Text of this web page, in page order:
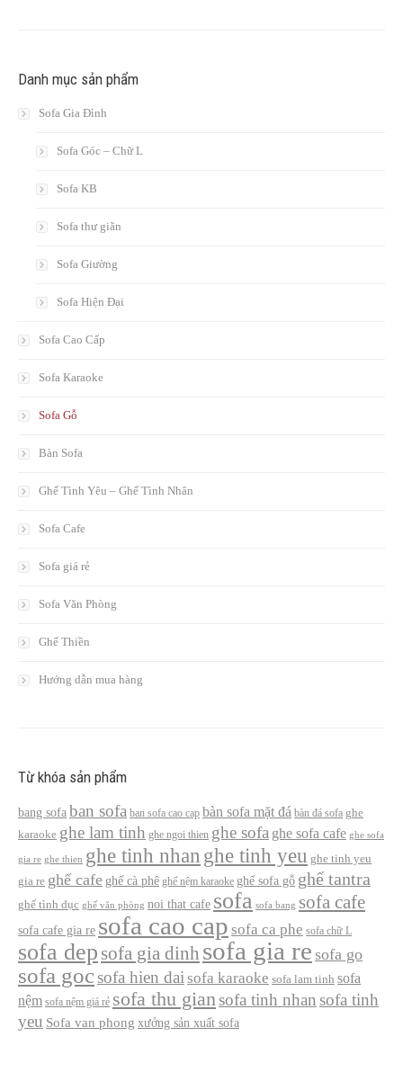
Danh mục sản phẩm
Sofa Gia Đình
Sofa Góc – Chữ L
Sofa KB
Sofa thư giãn
Sofa Giường
Sofa Hiện Đại
Sofa Cao Cấp
Sofa Karaoke
Sofa Gỗ
Bàn Sofa
Ghế Tình Yêu – Ghế Tình Nhân
Sofa Cafe
Sofa giá rẻ
Sofa Văn Phòng
Ghế Thiền
Hướng dẫn mua hàng
Từ khóa sản phẩm
bang sofaban sofa ban sofa cao cap bàn sofa mặt đá bàn đá sofa ghe
karaoke ghe lam tinh ghe ngoi thien ghe sofa ghe sofa cafe ghe sofa
gia re ghe thien ghe tinh nhanghe tinh yeu ghe tinh yeu
gia re ghế cafe ghế cà phê ghế nệm karaoke ghế sofa gỗ ghế tantra
ghế tình dục ghế văn phòng noi that cafe sofa sofa bang sofa cafe
sofa cafe gia re sofa cao cap sofa ca phe sofa chữ L
sofa dep sofa gia dinh sofa gia re sofa go
sofa gocsofa hien daisofa karaoke sofa lam tinh sofa
nệm sofa nệm giá rẻ sofa thu giansofa tinh nhansofa tinh
yeu Sofa van phong xưởng sản xuất sofa